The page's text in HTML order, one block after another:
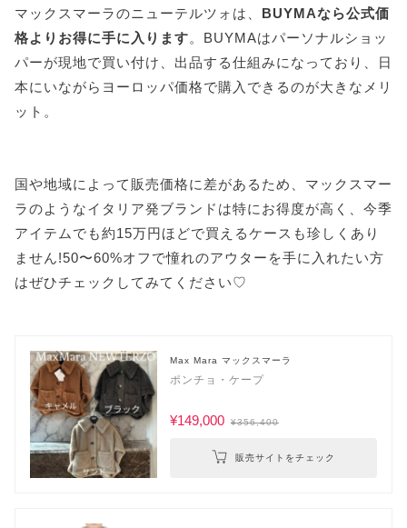
マックスマーラのニューテルツォは、 BUYMAなら公式価
格よりお得に手に入ります。BUYMAはパーソナルショッ
パーが現地で買い付け、出品する仕組みになっており、日
本にいながらヨーロッパ価格で購入できるのが大きなメリ
ット。
国や地域によって販売価格に差があるため、マックスマー
ラのようなイタリア発ブランドは特にお得度が高く、今季
アイテムでも約15万円ほどで買えるケースも珍しくあり
ません!50〜60%オフで憧れのアウターを手に入れたい方
はぜひチェックしてみてください♡
Max Mara マックスマーラ
ポンチョ・ケープ
¥149,000 ¥356,400
販売サイトをチェック